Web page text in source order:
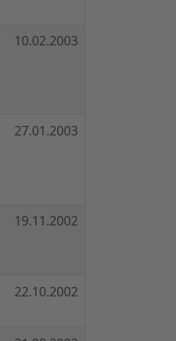
10.02.2003
27.01.2003
19.11.2002
22.10.2002